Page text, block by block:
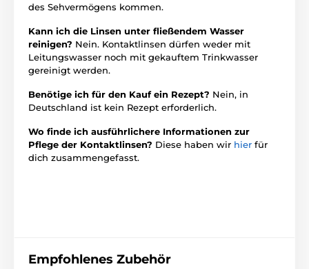
des Sehvermögens kommen.
Kann ich die Linsen unter fließendem Wasser
reinigen? Nein. Kontaktlinsen dürfen weder mit
Leitungswasser noch mit gekauftem Trinkwasser
gereinigt werden.
Benötige ich für den Kauf ein Rezept? Nein, in
Deutschland ist kein Rezept erforderlich.
Wo finde ich ausführlichere Informationen zur
Pflege der Kontaktlinsen? Diese haben wir hier für
dich zusammengefasst.
Empfohlenes Zubehör